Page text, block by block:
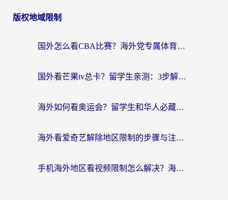
版权地域限制
国外怎么看CBA比赛？海外党专属体育直播指南，告别地区限制看球自由
国外看芒果tv总卡？留学生亲测：3步解决地域限制+流畅追剧攻略
海外如何看奥运会？留学生和华人必藏的体育赛事观看终极指南
海外看爱奇艺解除地区限制的步骤与注意事项详解：留学生必看的无卡顿追剧指南
手机海外地区看视频限制怎么解决？海外党追剧看片的实用指南